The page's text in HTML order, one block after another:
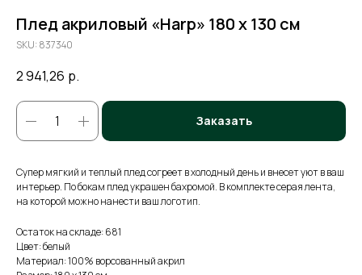
Плед акриловый «Harp» 180 х 130 см
SKU: 837340
2 941,26 р.
Заказать
Супер мягкий и теплый плед согреет в холодный день и внесет уют в ваш
интерьер. По бокам плед украшен бахромой. В комплекте серая лента,
на которой можно нанести ваш логотип.
Остаток на складе: 681
Цвет: белый
Материал: 100% ворсованный акрил